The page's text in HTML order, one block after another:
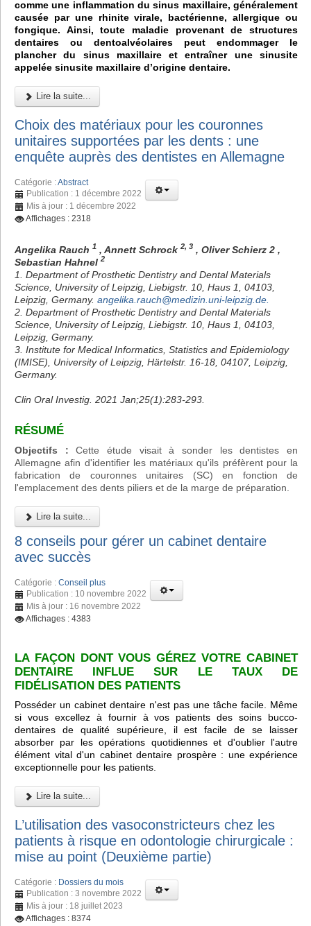
comme une inflammation du sinus maxillaire, généralement
causée par une rhinite virale, bactérienne, allergique ou
fongique. Ainsi, toute maladie provenant de structures
dentaires ou dentoalvéolaires peut endommager le
plancher du sinus maxillaire et entraîner une sinusite
appelée sinusite maxillaire d’origine dentaire.
Lire la suite...
Choix des matériaux pour les couronnes
unitaires supportées par les dents : une
enquête auprès des dentistes en Allemagne
Catégorie :Abstract
Publication : 1 décembre 2022
Mis à jour : 1 décembre 2022
Affichages : 2318
Angelika Rauch 1 , Annett Schrock 2, 3 , Oliver Schierz 2 ,
Sebastian Hahnel 2
1. Department of Prosthetic Dentistry and Dental Materials
Science, University of Leipzig, Liebigstr. 10, Haus 1, 04103,
Leipzig, Germany. angelika.rauch@medizin.uni-leipzig.de
2. Department of Prosthetic Dentistry and Dental Materials
Science, University of Leipzig, Liebigstr. 10, Haus 1, 04103,
Leipzig, Germany.
3. Institute for Medical Informatics, Statistics and Epidemiology
(IMISE), University of Leipzig, Härtelstr. 16-18, 04107, Leipzig,
Germany.
Clin Oral Investig. 2021 Jan;25(1):283-293.
RÉSUMÉ
Objectifs : Cette étude visait à sonder les dentistes en
Allemagne afin d'identifier les matériaux qu'ils préfèrent pour la
fabrication de couronnes unitaires (SC) en fonction de
l'emplacement des dents piliers et de la marge de préparation.
Lire la suite...
8 conseils pour gérer un cabinet dentaire
avec succès
Catégorie : Conseil plus
Publication : 10 novembre 2022
Mis à jour : 16 novembre 2022
Affichages : 4383
LA FAÇON DONT VOUS GÉREZ VOTRE CABINET
DENTAIRE INFLUE SUR LE TAUX DE
FIDÉLISATION DES PATIENTS
Posséder un cabinet dentaire n'est pas une tâche facile. Même
si vous excellez à fournir à vos patients des soins bucco-
dentaires de qualité supérieure, il est facile de se laisser
absorber par les opérations quotidiennes et d'oublier l'autre
élément vital d'un cabinet dentaire prospère : une expérience
exceptionnelle pour les patients.
Lire la suite...
L’utilisation des vasoconstricteurs chez les
patients à risque en odontologie chirurgicale :
mise au point (Deuxième partie)
Catégorie : Dossiers du mois
Publication : 3 novembre 2022
Mis à jour : 18 juillet 2023
Affichages : 8374